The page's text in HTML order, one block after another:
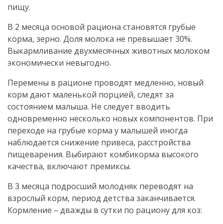
пищу.
В 2 месяца основой рациона становятся грубые
корма, зерно. Доля молока не превышает 30%.
Выкармливание двухмесячных животных молоком
экономически невыгодно.
Перемены в рационе проводят медленно, новый
корм дают маленькой порцией, следят за
состоянием малыша. Не следует вводить
одновременно несколько новых компонентов. При
переходе на грубые корма у малышей иногда
наблюдается снижение привеса, расстройства
пищеварения. Выбирают комбикорма высокого
качества, включают премиксы.
В 3 месяца подросший молодняк переводят на
взрослый корм, период детства заканчивается.
Кормление – дважды в сутки по рациону для коз: